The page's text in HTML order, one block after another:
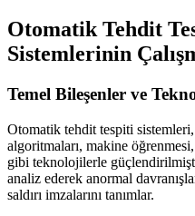
Otomatik Tehdit
Sistemlerinin
Temel Bileşenler ve
Otomatik tehdit tespiti
algoritmaları, makine
gibi teknolojilerle
analiz ederek anormal
saldırı imzalarını tanımlar.